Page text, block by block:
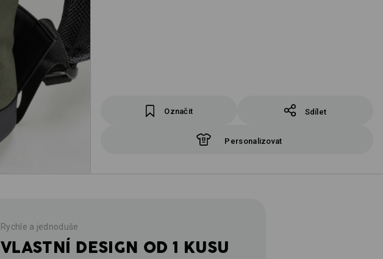
Označit Sdílet
Personalizovat
Rychle a jednoduše
VLASTNÍ DESIGN OD 1 KUSU